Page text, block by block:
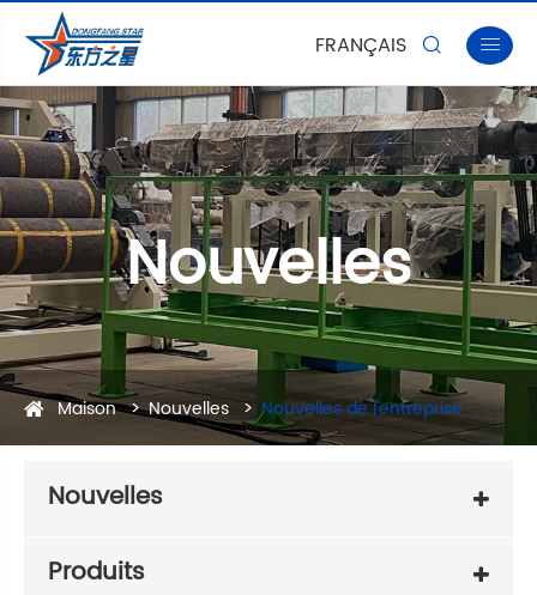
FRANÇAIS  
Nouvelles
Maison Nouvelles Nouvelles de l'entreprise
Nouvelles
Produits